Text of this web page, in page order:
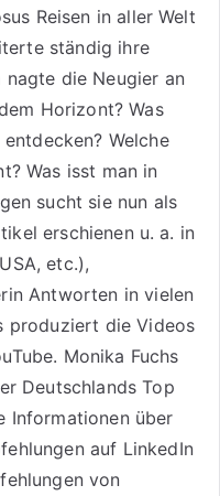
Reisen in aller Welt
ständig ihre
die Neugier an
Horizont? Was
Welche
Was isst man in
sucht sie nun als
erschienen u. a. in
etc.),
Antworten in vielen
produziert die Videos
. Monika Fuchs
Deutschlands Top
Informationen über
auf LinkedIn
von